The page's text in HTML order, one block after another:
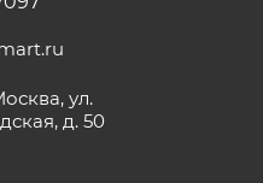
ул.
д. 50